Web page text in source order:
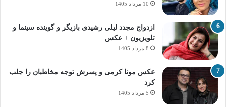
10 مرداد 1405
ازدواج مجدد لیلی رشیدی بازیگر و گوینده سینما و
تلویزیون + عکس
8 مرداد 1405
عکس مونا کرمی و پسرش توجه مخاطبان را جلب
کرد
5 مرداد 1405